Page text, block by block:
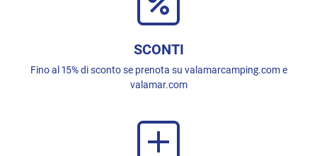
SCONTI
Fino al 15% di sconto se prenota su valamarcamping.com e
valamar.com